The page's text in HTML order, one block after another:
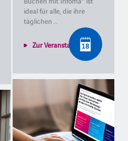
ideal für alle, die ihre
täglichen …
Zur Veranstaltung